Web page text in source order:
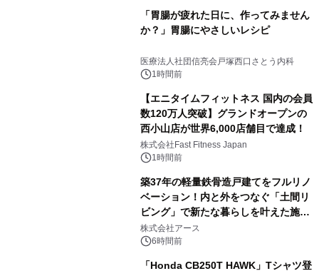
「胃腸が疲れた日に、作ってみません
か？」胃腸にやさしいレシピ
医療法人社団信亮会戸塚西口さとう内科
1時間前
【エニタイムフィットネス 国内の会員
数120万人突破】グランドオープンの
西小山店が世界6,000店舗目で達成！
株式会社Fast Fitness Japan
1時間前
築37年の軽量鉄骨造戸建てをフルリノ
ベーション！内と外をつなぐ「土間リ
ビング」で新たな暮らしを叶えた施工
事例を株式会社アースが公開
株式会社アース
6時間前
「Honda CB250T HAWK」Tシャツ登